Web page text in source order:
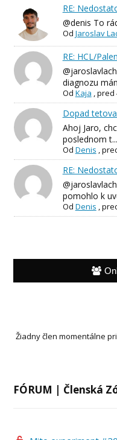
RE:
@denis To
Od Jaroslav
RE: HCL/
diagnozu
Od Kaja ,pred
Dopad
Ahoj Jaro,
poslednom t...
Od Denis ,
RE:
pomohlo k
Od Denis ,
Žiadny člen momentálne
FÓRUM | Členská